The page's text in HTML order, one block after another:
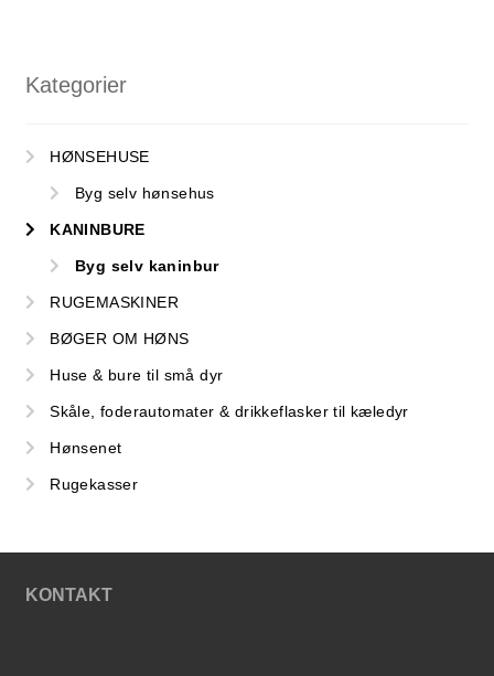
Kategorier
HØNSEHUSE
Byg selv hønsehus
KANINBURE
Byg selv kaninbur
RUGEMASKINER
BØGER OM HØNS
Huse & bure til små dyr
Skåle, foderautomater & drikkeflasker til kæledyr
Hønsenet
Rugekasser
KONTAKT